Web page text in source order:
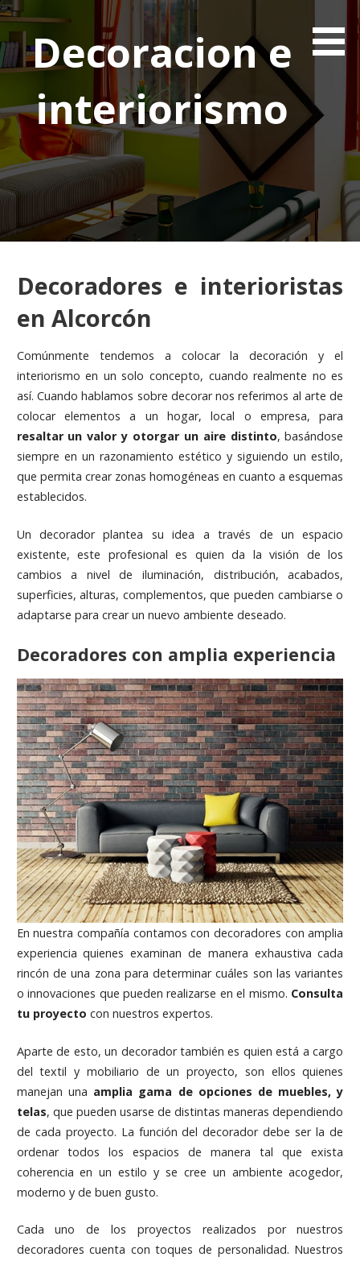
Saltar
contenidoDecoracion e
interiorismo
Decoradores e interioristas
en Alcorcón
Comúnmente tendemos a colocar la decoración y el
interiorismo en un solo concepto, cuando realmente no es
así. Cuando hablamos sobre decorar nos referimos al arte de
colocar elementos a un hogar, local o empresa, para
resaltar un valor y otorgar un aire distinto, basándose
siempre en un razonamiento estético y siguiendo un estilo,
que permita crear zonas homogéneas en cuanto a esquemas
establecidos.
Un decorador plantea su idea a través de un espacio
existente, este profesional es quien da la visión de los
cambios a nivel de iluminación, distribución, acabados,
superficies, alturas, complementos, que pueden cambiarse o
adaptarse para crear un nuevo ambiente deseado.
Decoradores con amplia experiencia
En nuestra compañía contamos con decoradores con amplia
experiencia quienes examinan de manera exhaustiva cada
rincón de una zona para determinar cuáles son las variantes
o innovaciones que pueden realizarse en el mismo. Consulta
tu proyecto con nuestros expertos.
Aparte de esto, un decorador también es quien está a cargo
del textil y mobiliario de un proyecto, son ellos quienes
manejan una amplia gama de opciones de muebles, y
telas, que pueden usarse de distintas maneras dependiendo
de cada proyecto. La función del decorador debe ser la de
ordenar todos los espacios de manera tal que exista
coherencia en un estilo y se cree un ambiente acogedor,
moderno y de buen gusto.
Cada uno de los proyectos realizados por nuestros
decoradores cuenta con toques de personalidad. Nuestros